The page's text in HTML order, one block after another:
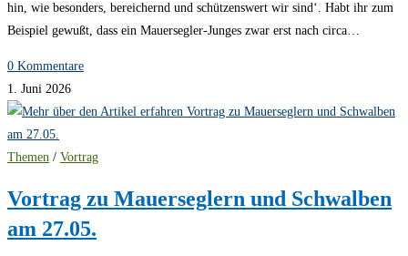
hin, wie besonders, bereichernd und schützenswert wir sind‘. Habt ihr zum
Beispiel gewußt, dass ein Mauersegler-Junges zwar erst nach circa…
0 Kommentare
1. Juni 2026
Themen / Vortrag
Vortrag zu Mauerseglern und Schwalben
am 27.05.